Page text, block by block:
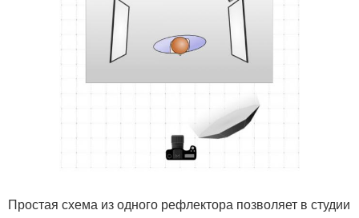
Простая схема из одного рефлектора позволяет в студии